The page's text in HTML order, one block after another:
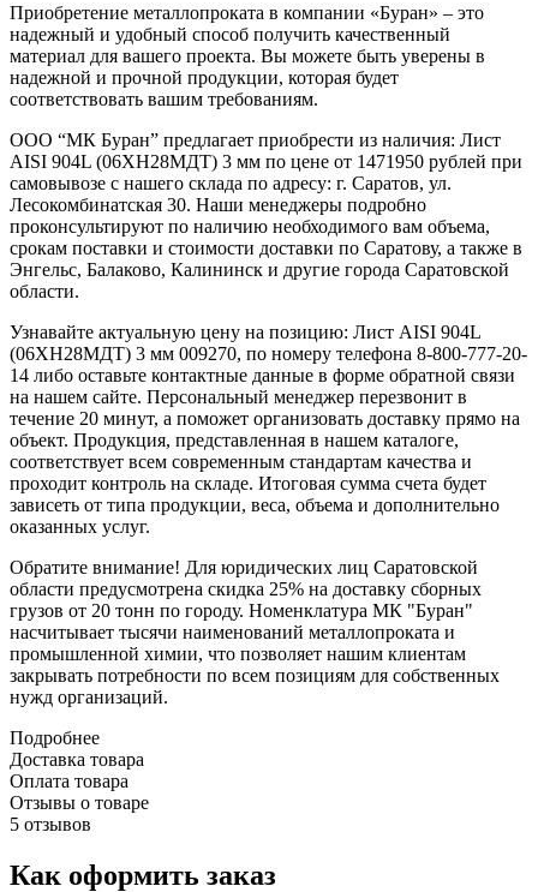
Приобретение металлопроката в компании «Буран» – это
надежный и удобный способ получить качественный
материал для вашего проекта. Вы можете быть уверены в
надежной и прочной продукции, которая будет
соответствовать вашим требованиям.
ООО “МК Буран” предлагает приобрести из наличия: Лист
AISI 904L (06ХН28МДТ) 3 мм по цене от 1471950 рублей при
самовывозе с нашего склада по адресу: г. Саратов, ул.
Лесокомбинатская 30. Наши менеджеры подробно
проконсультируют по наличию необходимого вам объема,
срокам поставки и стоимости доставки по Саратову, а также в
Энгельс, Балаково, Калининск и другие города Саратовской
области.
Узнавайте актуальную цену на позицию: Лист AISI 904L
(06ХН28МДТ) 3 мм 009270, по номеру телефона 8-800-777-20-
14 либо оставьте контактные данные в форме обратной связи
на нашем сайте. Персональный менеджер перезвонит в
течение 20 минут, а поможет организовать доставку прямо на
объект. Продукция, представленная в нашем каталоге,
соответствует всем современным стандартам качества и
проходит контроль на складе. Итоговая сумма счета будет
зависеть от типа продукции, веса, объема и дополнительно
оказанных услуг.
Обратите внимание! Для юридических лиц Саратовской
области предусмотрена скидка 25% на доставку сборных
грузов от 20 тонн по городу. Номенклатура МК "Буран"
насчитывает тысячи наименований металлопроката и
промышленной химии, что позволяет нашим клиентам
закрывать потребности по всем позициям для собственных
нужд организаций.
Подробнее
Доставка товара
Оплата товара
Отзывы о товаре
5 отзывов
Как оформить заказ